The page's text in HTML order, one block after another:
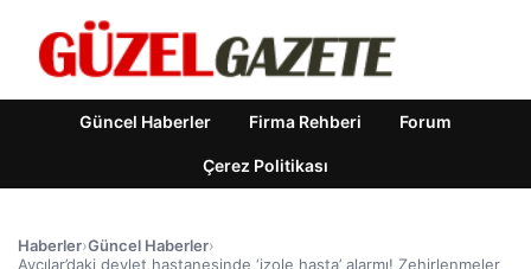
Güncel Haberler Firma Rehberi Forum
Çerez Politikası
Haberler›Güncel Haberler›
Avcılar’daki devlet hastanesinde ‘izole hasta’ alarmı! Zehirlenmeler